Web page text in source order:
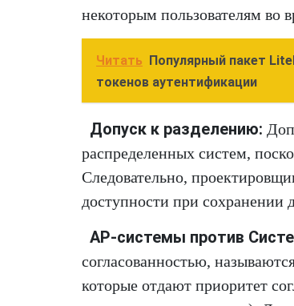
некоторым пользователям во
Читать Популярный пакет
токенов аутентификации
Допуск к разделению:
распределенных систем,
Следовательно,
доступности при сохранении
AP-системы против
согласованностью,
которые отдают приоритет